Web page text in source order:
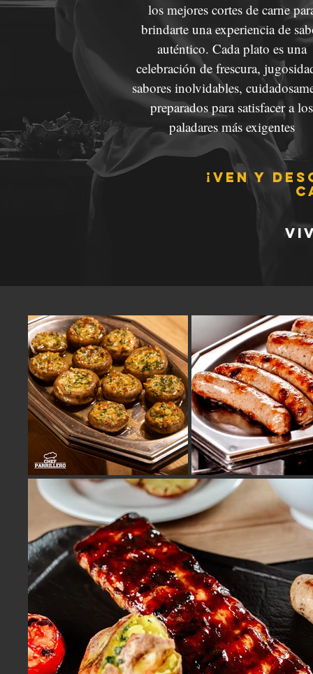
los mejores cortes de carne
brindarte una experiencia de
auténtico. Cada plato es una
celebración de frescura,
sabores inolvidables,
preparados para satisfacer a los
paladares más exigentes
¡Ven y